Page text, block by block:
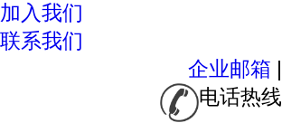
加入我们
联系我们
企业邮箱 |
电话热线